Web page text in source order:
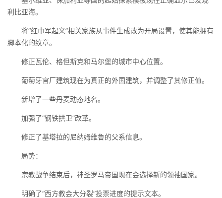
利比亚海。
将“红巾军起义”相关家族从事件生成改为开局设置，使其能拥有
脚本化的纹章。
修正瓦伦、格但斯克和马尔堡的城市中心位置。
葡萄牙官厂建筑现在为真正的外国建筑，并调整了其修正值。
新增了一些丹麦动态地名。
加强了“钢铁拱卫”改革。
修正了基塔拉的尼纳姆维鲁的父系信息。
局势：
宗教战争结束后，神圣罗马帝国现在会选择新的领袖国家。
明确了“西方教会大分裂”投票进度的提示文本。